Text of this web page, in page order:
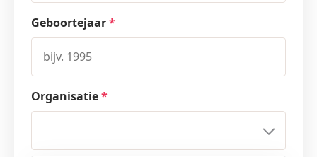
Geboortejaar*
Organisatie*